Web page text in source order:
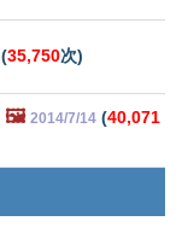
(35,750次)
🖼️ 2014/7/14 (40,071